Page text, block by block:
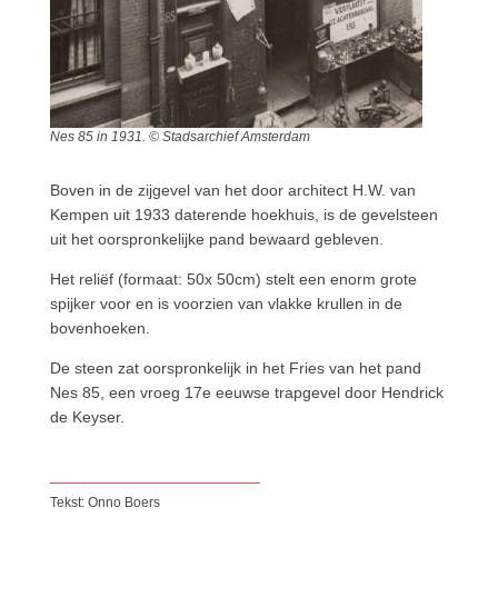
Nes 85 in 1931. © Stadsarchief Amsterdam
Boven in de zijgevel van het door architect H.W. van
Kempen uit 1933 daterende hoekhuis, is de gevelsteen
uit het oorspronkelijke pand bewaard gebleven.
Het reliëf (formaat: 50x 50cm) stelt een enorm grote
spijker voor en is voorzien van vlakke krullen in de
bovenhoeken.
De steen zat oorspronkelijk in het Fries van het pand
Nes 85, een vroeg 17e eeuwse trapgevel door Hendrick
de Keyser.
Tekst: Onno Boers